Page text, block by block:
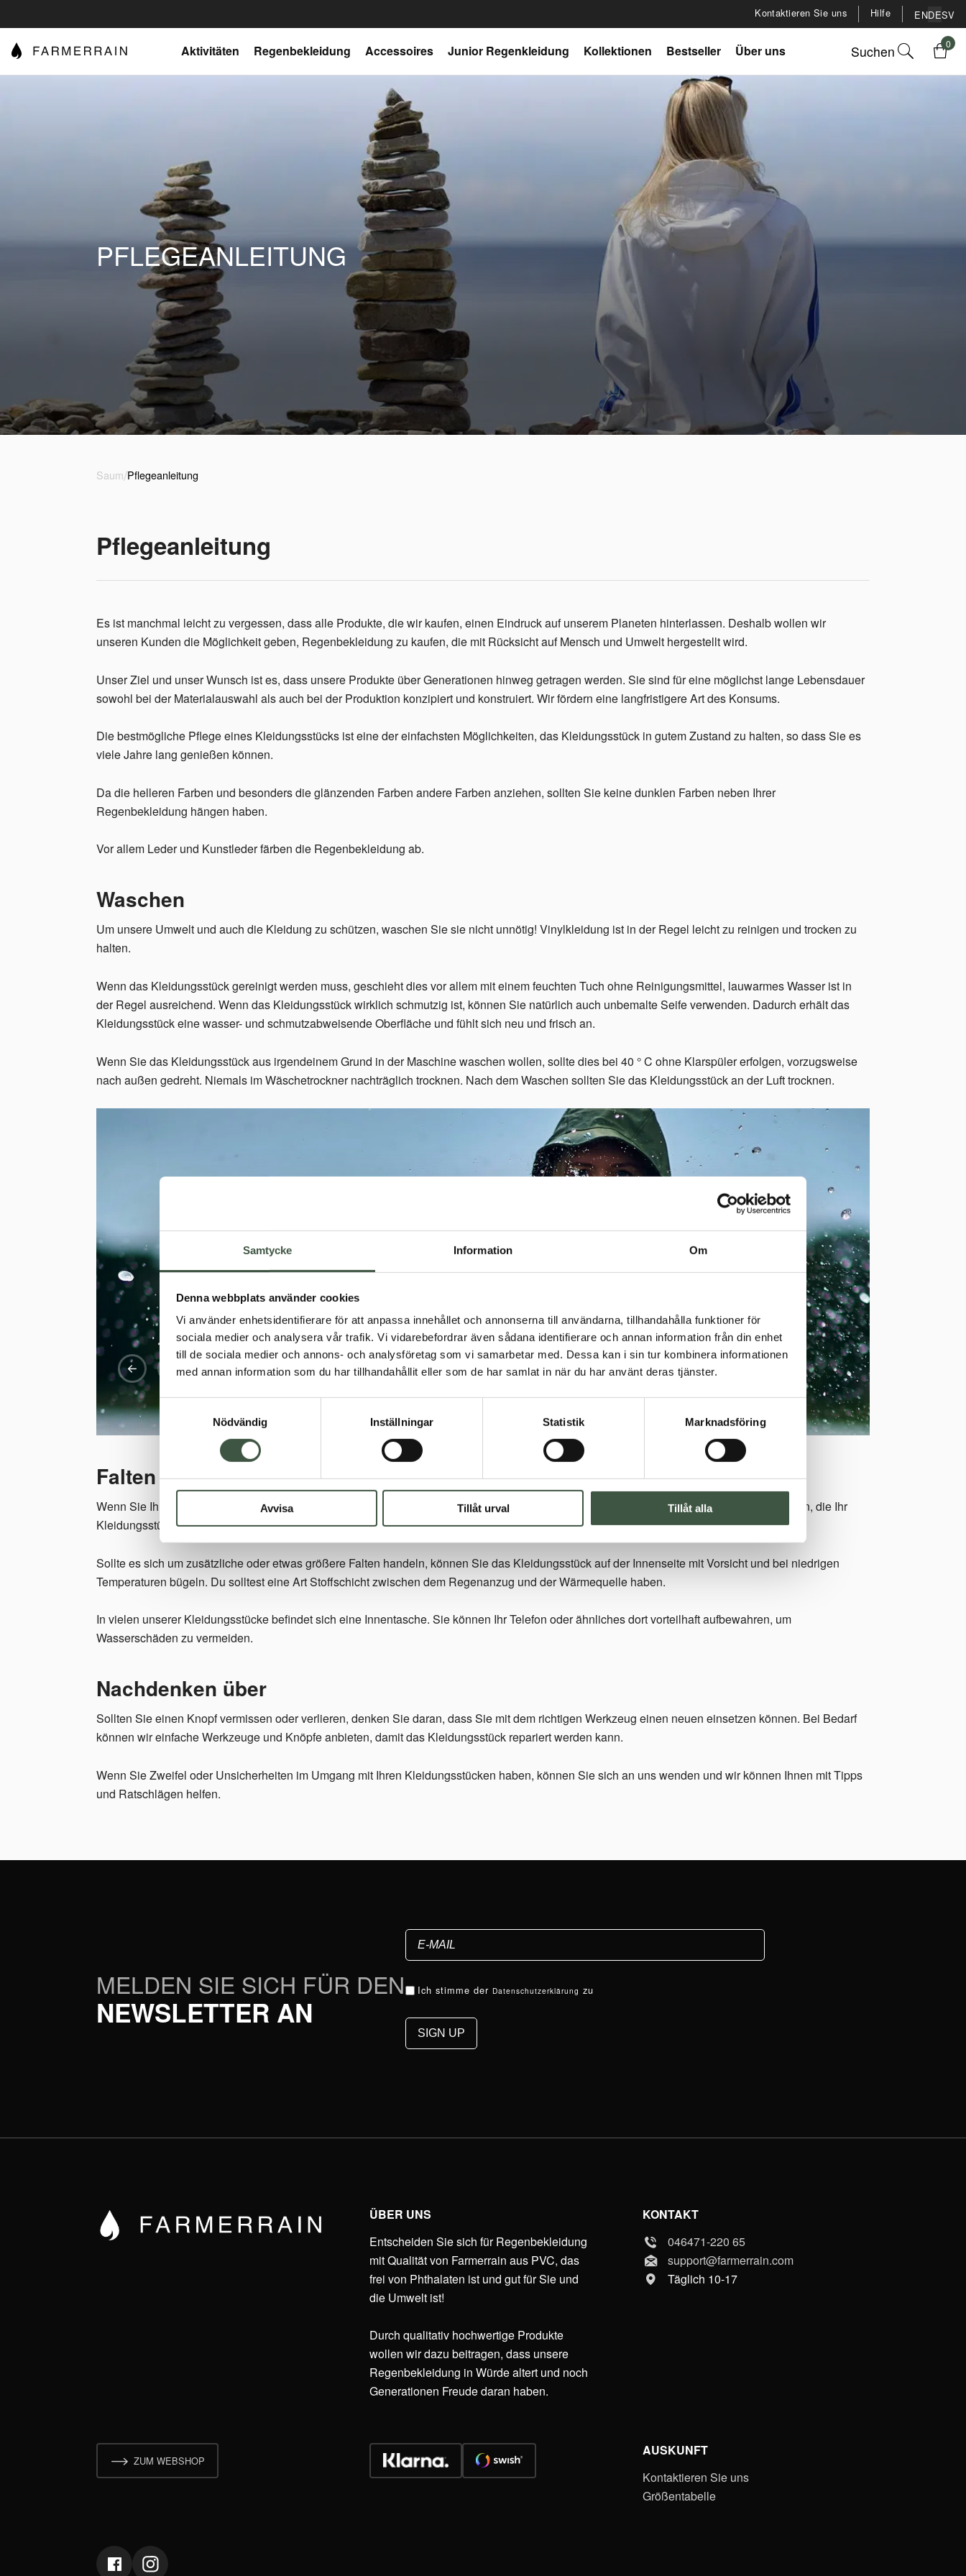
Samtycke Information Om
Denna webbplats använder cookies
Vi använder enhetsidentifierare för att anpassa innehållet och annonserna till användarna, tillhandahålla funktioner för
sociala medier och analysera vår trafik. Vi vidarebefordrar även sådana identifierare och annan information från din enhet
till de sociala medier och annons- och analysföretag som vi samarbetar med. Dessa kan i sin tur kombinera informationen
med annan information som du har tillhandahållit eller som de har samlat in när du har använt deras tjänster.
Nödvändig
Inställningar Statistik Marknadsföring
Avvisa Tillåt urval Tillåt alla
Kontaktieren Sie uns Hilfe ENDESV
Aktivitäten Regenbekleidung Accessoires Junior Regenkleidung Kollektionen Bestseller Über uns Suchen 0
PFLEGEANLEITUNG
Saum/Pflegeanleitung
Pflegeanleitung
Es ist manchmal leicht zu vergessen, dass alle Produkte, die wir kaufen, einen Eindruck auf unserem Planeten hinterlassen. Deshalb wollen wir
unseren Kunden die Möglichkeit geben, Regenbekleidung zu kaufen, die mit Rücksicht auf Mensch und Umwelt hergestellt wird.
Unser Ziel und unser Wunsch ist es, dass unsere Produkte über Generationen hinweg getragen werden. Sie sind für eine möglichst lange Lebensdauer
sowohl bei der Materialauswahl als auch bei der Produktion konzipiert und konstruiert. Wir fördern eine langfristigere Art des Konsums.
Die bestmögliche Pflege eines Kleidungsstücks ist eine der einfachsten Möglichkeiten, das Kleidungsstück in gutem Zustand zu halten, so dass Sie es
viele Jahre lang genießen können.
Da die helleren Farben und besonders die glänzenden Farben andere Farben anziehen, sollten Sie keine dunklen Farben neben Ihrer
Regenbekleidung hängen haben.
Vor allem Leder und Kunstleder färben die Regenbekleidung ab.
Waschen
Um unsere Umwelt und auch die Kleidung zu schützen, waschen Sie sie nicht unnötig! Vinylkleidung ist in der Regel leicht zu reinigen und trocken zu
halten.
Wenn das Kleidungsstück gereinigt werden muss, geschieht dies vor allem mit einem feuchten Tuch ohne Reinigungsmittel, lauwarmes Wasser ist in
der Regel ausreichend. Wenn das Kleidungsstück wirklich schmutzig ist, können Sie natürlich auch unbemalte Seife verwenden. Dadurch erhält das
Kleidungsstück eine wasser- und schmutzabweisende Oberfläche und fühlt sich neu und frisch an.
Wenn Sie das Kleidungsstück aus irgendeinem Grund in der Maschine waschen wollen, sollte dies bei 40 ° C ohne Klarspüler erfolgen, vorzugsweise
nach außen gedreht. Niemals im Wäschetrockner nachträglich trocknen. Nach dem Waschen sollten Sie das Kleidungsstück an der Luft trocknen.
Falten auf Ihrer Kleidung
Wenn Sie Ihr Kleidungsstück nach Hause bringen, ist es gut, wenn Sie es aufhängen. Auf diese Weise vermeiden Sie viele der Faltenspuren, die Ihr
Kleidungsstück erhält, wenn es in der Verpackung ist.
Sollte es sich um zusätzliche oder etwas größere Falten handeln, können Sie das Kleidungsstück auf der Innenseite mit Vorsicht und bei niedrigen
Temperaturen bügeln. Du solltest eine Art Stoffschicht zwischen dem Regenanzug und der Wärmequelle haben.
In vielen unserer Kleidungsstücke befindet sich eine Innentasche. Sie können Ihr Telefon oder ähnliches dort vorteilhaft aufbewahren, um
Wasserschäden zu vermeiden.
Nachdenken über
Sollten Sie einen Knopf vermissen oder verlieren, denken Sie daran, dass Sie mit dem richtigen Werkzeug einen neuen einsetzen können. Bei Bedarf
können wir einfache Werkzeuge und Knöpfe anbieten, damit das Kleidungsstück repariert werden kann.
Wenn Sie Zweifel oder Unsicherheiten im Umgang mit Ihren Kleidungsstücken haben, können Sie sich an uns wenden und wir können Ihnen mit Tipps
und Ratschlägen helfen.
MELDEN SIE SICH FÜR DEN
NEWSLETTER AN
Ich stimme der Datenschutzerklärung zu
ZUM WEBSHOP
ÜBER UNS
Entscheiden Sie sich für Regenbekleidung
mit Qualität von Farmerrain aus PVC, das
frei von Phthalaten ist und gut für Sie und
die Umwelt ist!
Durch qualitativ hochwertige Produkte
wollen wir dazu beitragen, dass unsere
Regenbekleidung in Würde altert und noch
Generationen Freude daran haben.
KONTAKT
046471-220 65
support@farmerrain.com
Täglich 10-17
AUSKUNFT
Kontaktieren Sie uns
Größentabelle